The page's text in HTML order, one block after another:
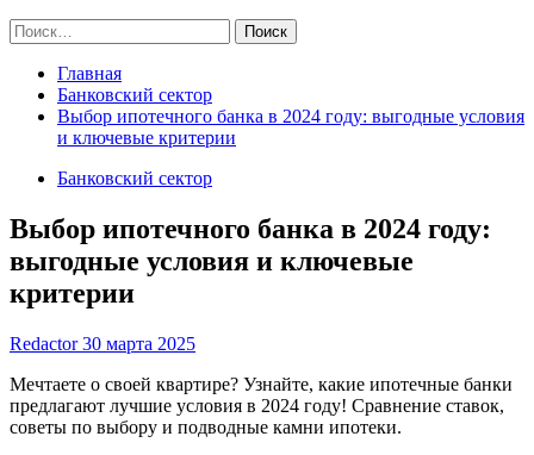
Найти:
Главная
Банковский сектор
Выбор ипотечного банка в 2024 году: выгодные условия
и ключевые критерии
Банковский сектор
Выбор ипотечного банка в 2024 году:
выгодные условия и ключевые
критерии
Redactor30 марта 2025
Мечтаете о своей квартире? Узнайте, какие ипотечные банки
предлагают лучшие условия в 2024 году! Сравнение ставок,
советы по выбору и подводные камни ипотеки.